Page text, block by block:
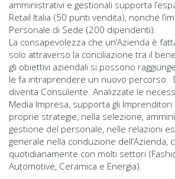
amministrativi e gestionali supporta
Retail Italia (50 punti vendita), nonché
Personale di Sede (200 dipendenti).
La consapevolezza che un’Azienda è
solo attraverso la conciliazione tra il
gli obiettivi aziendali si possono
le fa intraprendere un nuovo percorso.
diventa Consulente. Analizzate le
Media Impresa, supporta gli Imprenditori
proprie strategie, nella selezione,
gestione del personale, nelle relazioni
generale nella conduzione dell’Azienda,
quotidianamente con molti settori
Automotive, Ceramica e Energia).